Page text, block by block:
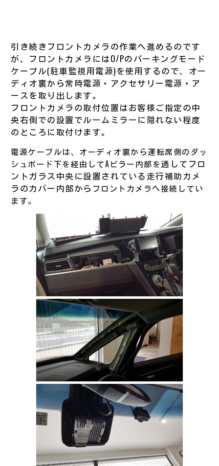
引き続きフロントカメラの作業へ進めるのです
が、フロントカメラにはO/Pのパーキングモード
ケーブル(駐車監視用電源)を使用するので、オー
ディオ裏から常時電源・アクセサリー電源・ア
ースを取り出します。
フロントカメラの取付位置はお客様ご指定の中
央右側での設置でルームミラーに隠れない程度
のところに取付けます。
電源ケーブルは、オーディオ裏から運転席側のダッ
シュボード下を経由してAピラー内部を通してフロ
ントガラス中央に設置されている走行補助カメ
ラのカバー内部から フロントカメラへ接続してい
ます。